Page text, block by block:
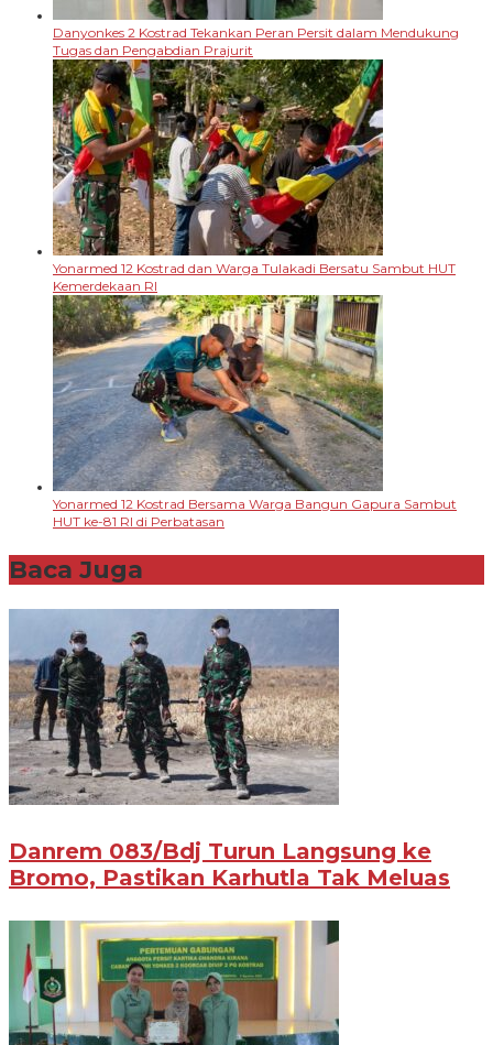
Danyonkes 2 Kostrad Tekankan Peran Persit dalam Mendukung
Tugas dan Pengabdian Prajurit
Yonarmed 12 Kostrad dan Warga Tulakadi Bersatu Sambut HUT
Kemerdekaan RI
Yonarmed 12 Kostrad Bersama Warga Bangun Gapura Sambut
HUT ke-81 RI di Perbatasan
Baca Juga
Danrem 083/Bdj Turun Langsung ke
Bromo, Pastikan Karhutla Tak Meluas